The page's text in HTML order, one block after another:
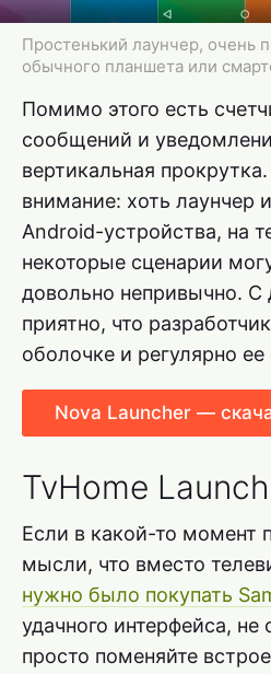
Простенький лаунчер, очень
обычного планшета или
Помимо этого есть
сообщений и
вертикальная
внимание: хоть лаунчер
Android-устройства, на
некоторые сценарии
довольно непривычно. С
приятно, что
оболочке и регулярно
Nova Launcher —
TvHome
Если в какой-то момент
мысли, что вместо
нужно было покупать
удачного интерфейса, не
просто поменяйте